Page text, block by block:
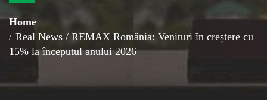
Home
Real News / REMAX România: Venituri în creștere cu
15% la începutul anului 2026